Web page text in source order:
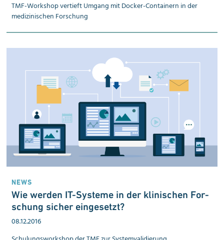
TMF-Workshop vertieft Umgang mit Docker-Containern in der
medizinischen Forschung
NEWS
Wie werden IT-Sys­teme in der klinischen For­
schung sicher ein­ge­setzt?
08.12.2016